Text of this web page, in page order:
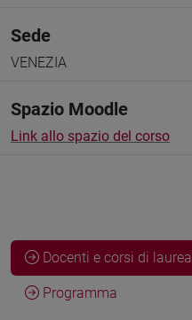
Sede
VENEZIA
Spazio Moodle
Link allo spazio del corso
Docenti e corsi di laurea
Programma